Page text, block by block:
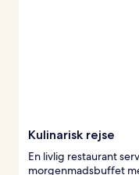
Kulinarisk rejse
En livlig restaurant
morgenmadsbuffet